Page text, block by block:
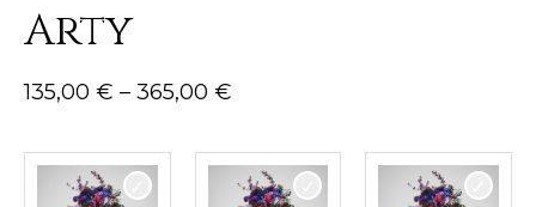
Arty
135,00 € – 365,00 €